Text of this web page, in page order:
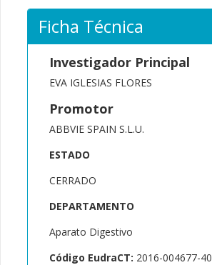
Ficha Técnica
Investigador Principal
EVA IGLESIAS FLORES
Promotor
ABBVIE SPAIN S.L.U.
ESTADO
CERRADO
DEPARTAMENTO
Aparato Digestivo
Código EudraCT: 2016-004677-40